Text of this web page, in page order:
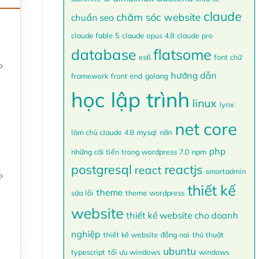
chuẩn seo chăm sóc website claude
claude fable 5 claude opus 4.8 claude pro
database es6 flatsome font chữ
framework front end golang hướng dẫn
học lập trình linux lynx
làm chủ claude 4.8 mysql n8n net core
những cải tiến trong wordpress 7.0 npm php
postgresql react reactjs smartadmin
sửa lỗi theme theme wordpress thiết kế
website thiết kế website cho doanh
nghiệp thiết kế website đồng nai thủ thuật
typescript tối ưu windows ubuntu windows